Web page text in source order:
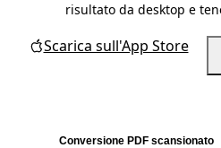
risultato da desktop e
Scarica sull'App Store
Conversione PDF scansionato